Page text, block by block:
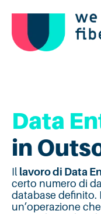
Data
in
Il lavoro di Data
certo numero di
database definito.
un’operazione